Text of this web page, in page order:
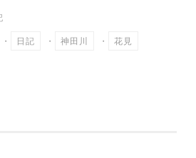
・ 日記 ・ 神田川 ・ 花見